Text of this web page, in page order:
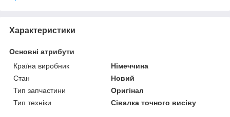
Характеристики
Основні атрибути
Країна виробник
Німеччина
Стан
Новий
Тип запчастини
Оригінал
Тип техніки
Сівалка точного висіву